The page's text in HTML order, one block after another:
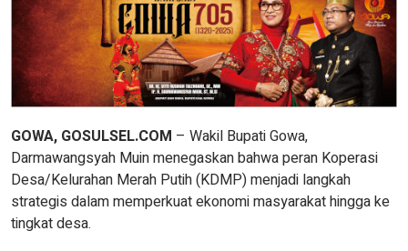
GOWA, GOSULSEL.COM – Wakil Bupati Gowa,
Darmawangsyah Muin menegaskan bahwa peran Koperasi
Desa/Kelurahan Merah Putih (KDMP) menjadi langkah
strategis dalam memperkuat ekonomi masyarakat hingga ke
tingkat desa.